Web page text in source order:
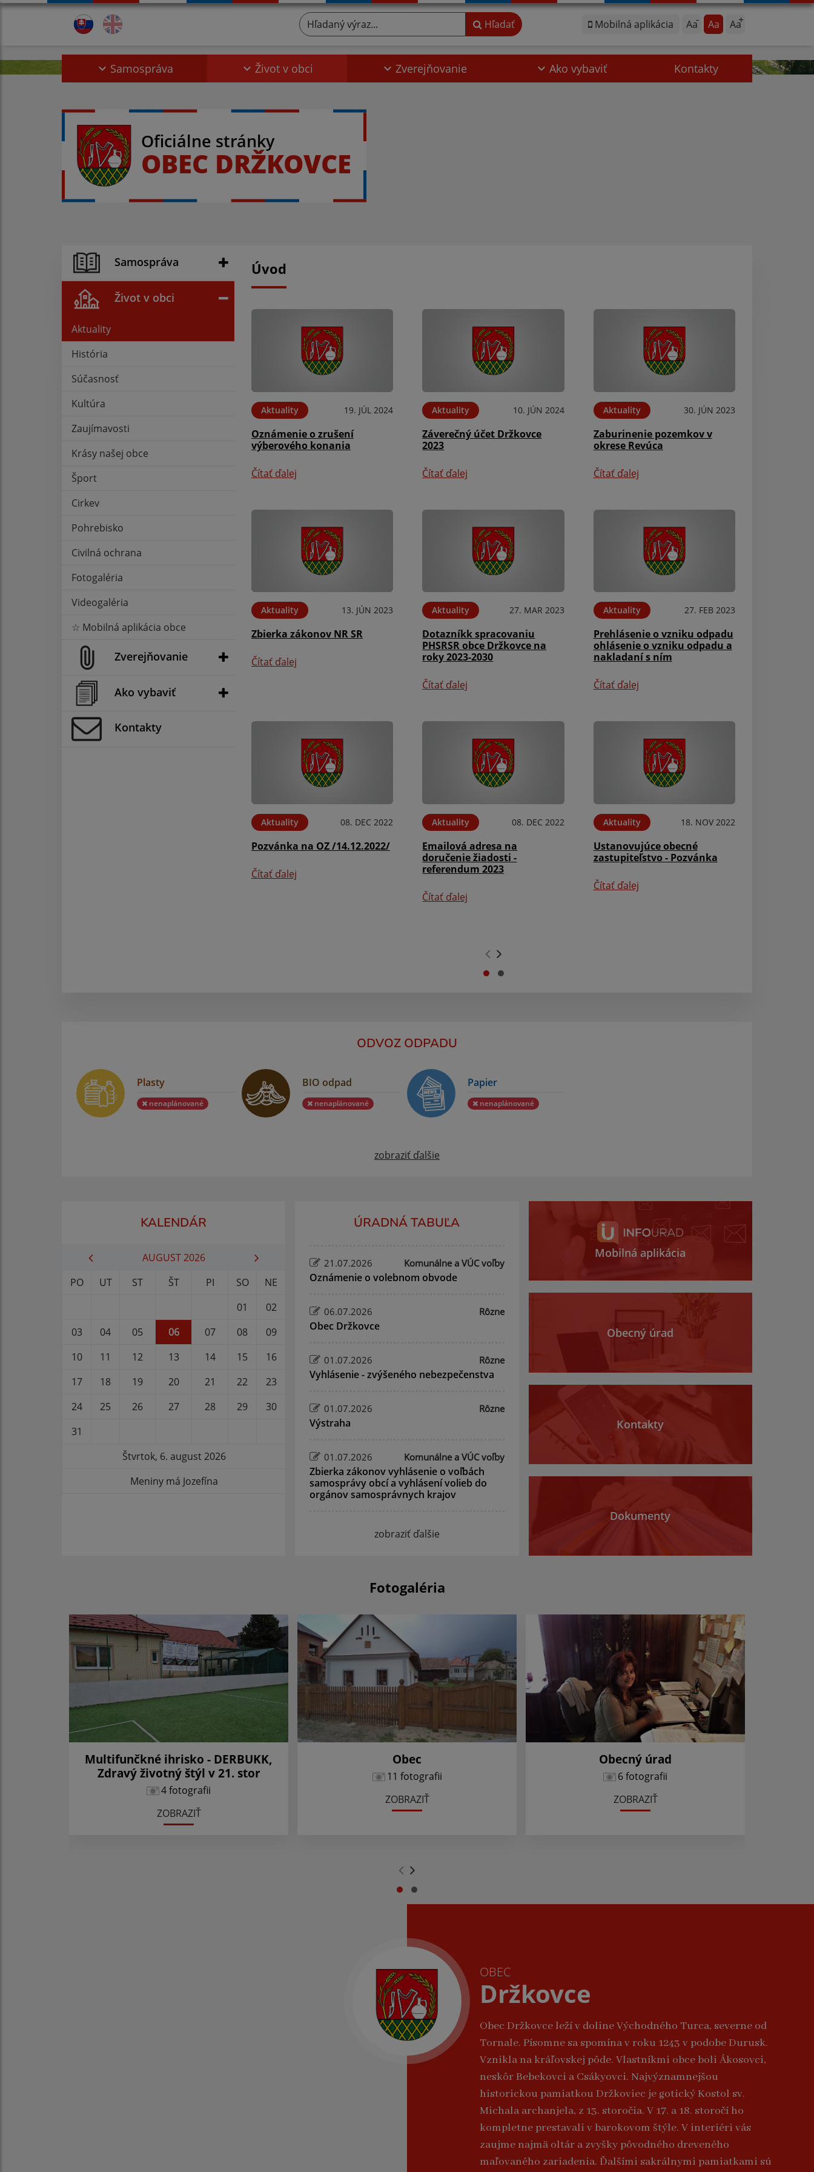
Mobilná aplikácia Aa Aa Aa
Hľadaný výraz... Hľadať
Samospráva Život v obci Zverejňovanie Ako vybaviť Kontakty
Oficiálne stránky
OBEC DRŽKOVCE
Samospráva
Život v obci
Aktuality
História
Súčasnosť
Kultúra
Zaujímavosti
Krásy našej obce
Šport
Cirkev
Pohrebisko
Civilná ochrana
Fotogaléria
Videogaléria
☆ Mobilná aplikácia obce
Zverejňovanie
Ako vybaviť
Kontakty
Úvod
Aktuality 19. JÚL 2024
Oznámenie o zrušení
výberového konania
Čítať ďalej
Aktuality 10. JÚN 2024
Záverečný účet Držkovce
2023
Čítať ďalej
Aktuality 30. JÚN 2023
Zaburinenie pozemkov v
okrese Revúca
Čítať ďalej
Aktuality 13. JÚN 2023
Zbierka zákonov NR SR
Čítať ďalej
Aktuality 27. MAR 2023
Dotazníkk spracovaniu
PHSRSR obce Držkovce na
roky 2023-2030
Čítať ďalej
Aktuality 27. FEB 2023
Prehlásenie o vzniku odpadu
ohlásenie o vzniku odpadu a
nakladaní s ním
Čítať ďalej
Aktuality 08. DEC 2022
Pozvánka na OZ /14.12.2022/
Čítať ďalej
Aktuality 08. DEC 2022
Emailová adresa na
doručenie žiadosti -
referendum 2023
Čítať ďalej
Aktuality 18. NOV 2022
Ustanovujúce obecné
zastupiteľstvo - Pozvánka
Čítať ďalej
ODVOZ ODPADU
Plasty
nenaplánované
BIO odpad
nenaplánované
Papier
nenaplánované
zobraziť ďalšie
KALENDÁR
AUGUST 2026
PO
UT ST ŠT PI SO
NE
01
02
03
04 05 06 07 08
09
10
11 12 13 14 15
16
17
18 19 20 21 22
23
24
25 26 27 28 29
30
31
Štvrtok, 6. august 2026
Meniny má Jozefína
ÚRADNÁ TABUĽA
21.07.2026 Komunálne a VÚC voľby
Oznámenie o volebnom obvode
06.07.2026 Rôzne
Obec Držkovce
01.07.2026 Rôzne
Vyhlásenie - zvýšeného nebezpečenstva
01.07.2026 Rôzne
Výstraha
01.07.2026 Komunálne a VÚC voľby
Zbierka zákonov vyhlásenie o voľbách
samosprávy obcí a vyhlásení volieb do
orgánov samosprávnych krajov
zobraziť ďalšie
Mobilná aplikácia
Obecný úrad
Kontakty
Dokumenty
Fotogaléria
Multifunčkné ihrisko - DERBUKK,
Zdravý životný štýl v 21. stor
4 fotografii
ZOBRAZIŤ
Obec
11 fotografii
ZOBRAZIŤ
Obecný úrad
6 fotografii
ZOBRAZIŤ
OBEC
Držkovce
Obec Držkovce leží v doline Východného Turca, severne od
Tornale. Písomne sa spomína v roku 1243 v podobe Durusk.
Vznikla na kráľovskej pôde. Vlastníkmi obce boli Ákosovci,
neskôr Bebekovci a Csákyovci. Najvýznamnejšou
historickou pamiatkou Držkoviec je gotický Kostol sv.
Michala archanjela, z 13. storočia. V 17. a 18. storočí ho
kompletne prestavali v barokovom štýle. V interiéri vás
zaujme najmä oltár a zvyšky pôvodného dreveného
maľovaného zariadenia. Ďalšími sakrálnymi pamiatkami sú